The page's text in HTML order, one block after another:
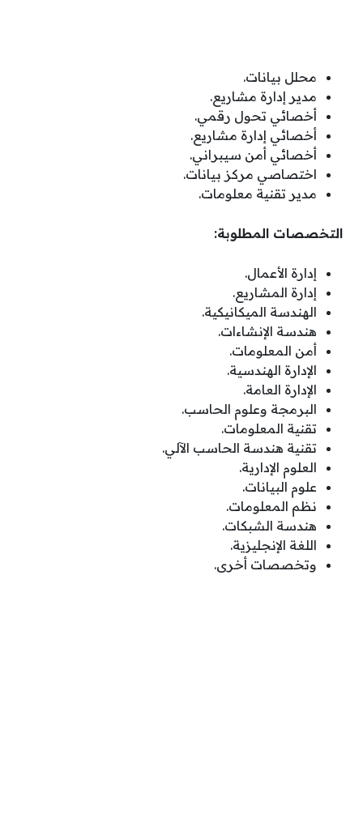
محلل بيانات.
مدير إدارة مشاريع.
أخصائي تحول رقمي.
أخصائي إدارة مشاريع.
أخصائي أمن سيبراني.
اختصاصي مركز بيانات.
مدير تقنية معلومات.
التخصصات المطلوبة:
إدارة الأعمال.
إدارة المشاريع.
الهندسة الميكانيكية.
هندسة الإنشاءات.
أمن المعلومات.
الإدارة الهندسية.
الإدارة العامة.
البرمجة وعلوم الحاسب.
تقنية المعلومات.
تقنية هندسة الحاسب الآلي.
العلوم الإدارية.
علوم البيانات.
نظم المعلومات.
هندسة الشبكات.
اللغة الإنجليزية.
وتخصصات أخرى.